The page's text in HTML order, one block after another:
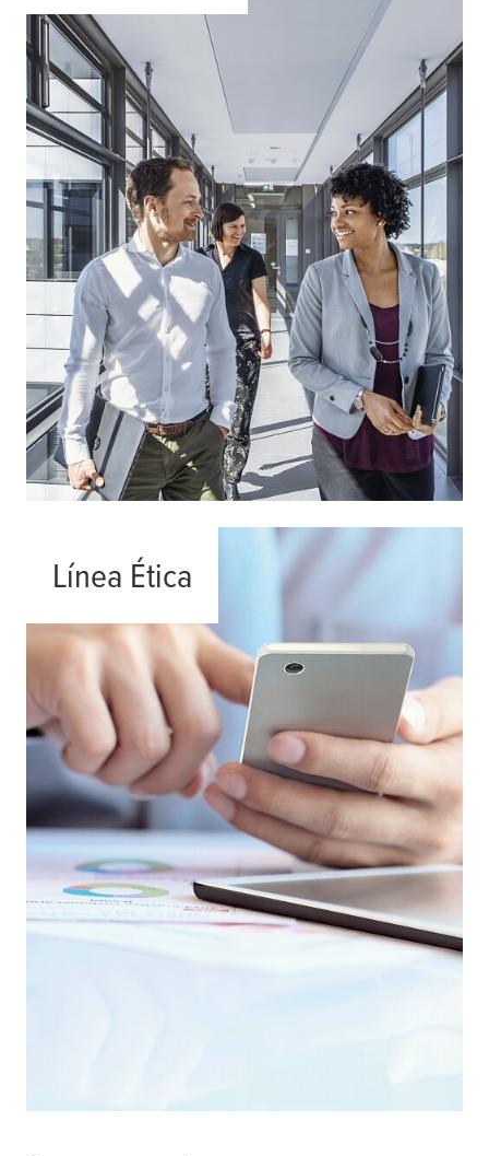
Leer más
Línea Ética
Leer más